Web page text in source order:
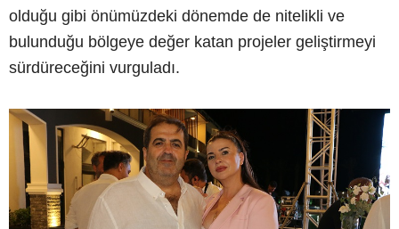
olduğu gibi önümüzdeki dönemde de nitelikli ve
bulunduğu bölgeye değer katan projeler geliştirmeyi
sürdüreceğini vurguladı.